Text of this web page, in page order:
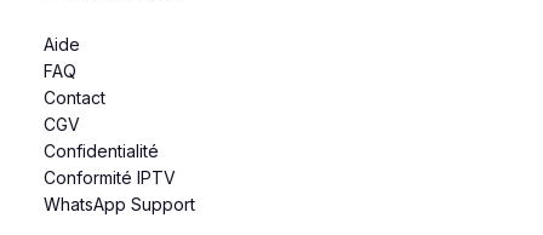
Aide
FAQ
Contact
CGV
Confidentialité
Conformité IPTV
WhatsApp Support